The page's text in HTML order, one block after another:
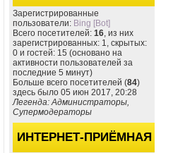
Зарегистрированные
пользователи: Bing [Bot]
Всего посетителей: 16, из них
зарегистрированных: 1, скрытых:
0 и гостей: 15 (основано на
активности пользователей за
последние 5 минут)
Больше всего посетителей (84)
здесь было 05 июн 2017, 20:28
Легенда: Администраторы,
Супермодераторы
ИНТЕРНЕТ-ПРИЁМНАЯ